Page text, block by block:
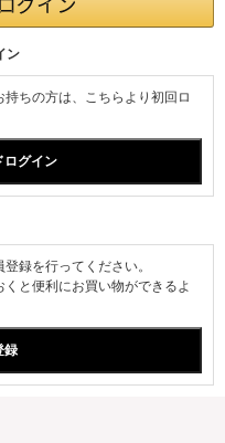
ン
ちの方は、こちらより初回ロ
録を行ってください。
と便利にお買い物ができるよ